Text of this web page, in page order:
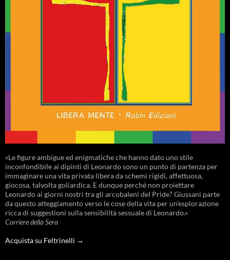
«Le figure ambigue ed enigmatiche che hanno dato uno stile
inconfondibile ai dipinti di Leonardo sono un punto di partenza per
immaginare una vita privata libera da schemi rigidi, affettuosa,
giocosa, talvolta goliardica. E dunque perché non proiettare
Leonardo ai giorni nostri tra gli arcobaleni del Pride? Giussani parte
da questo atteggiamento verso le cose della vita per un’esplorazione
ricca di suggestioni sulla sensibilità sessuale di Leonardo.»
Corriere della Sera
Acquista su Feltrinelli →